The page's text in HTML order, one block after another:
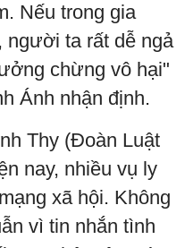
Nếu trong gia
người ta rất dễ ngả
chừng vô hại"
Ánh nhận định.
Thy (Đoàn Luật
nay, nhiều vụ ly
xã hội. Không
vì tin nhắn tình